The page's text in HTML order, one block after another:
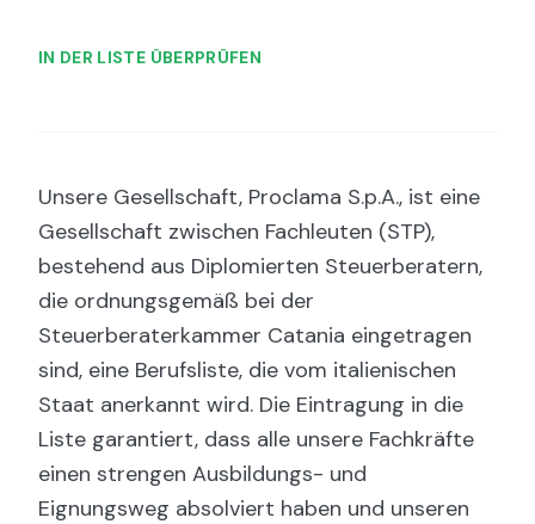
IN DER LISTE ÜBERPRÜFEN
Unsere Gesellschaft, Proclama S.p.A., ist eine
Gesellschaft zwischen Fachleuten (STP),
bestehend aus Diplomierten Steuerberatern,
die ordnungsgemäß bei der
Steuerberaterkammer Catania eingetragen
sind, eine Berufsliste, die vom italienischen
Staat anerkannt wird. Die Eintragung in die
Liste garantiert, dass alle unsere Fachkräfte
einen strengen Ausbildungs- und
Eignungsweg absolviert haben und unseren